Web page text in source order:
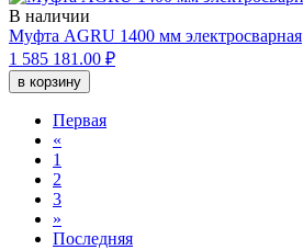
В наличии
Муфта AGRU 1400 мм электросварная
1 585 181.00 ₽
в корзину
Первая
«
1
2
3
»
Последняя